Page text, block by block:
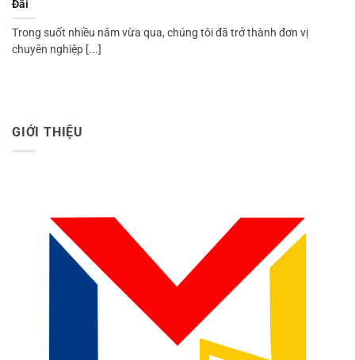
Đãi
Trong suốt nhiều năm vừa qua, chúng tôi đã trở thành đơn vị
chuyên nghiệp [...]
GIỚI THIỆU